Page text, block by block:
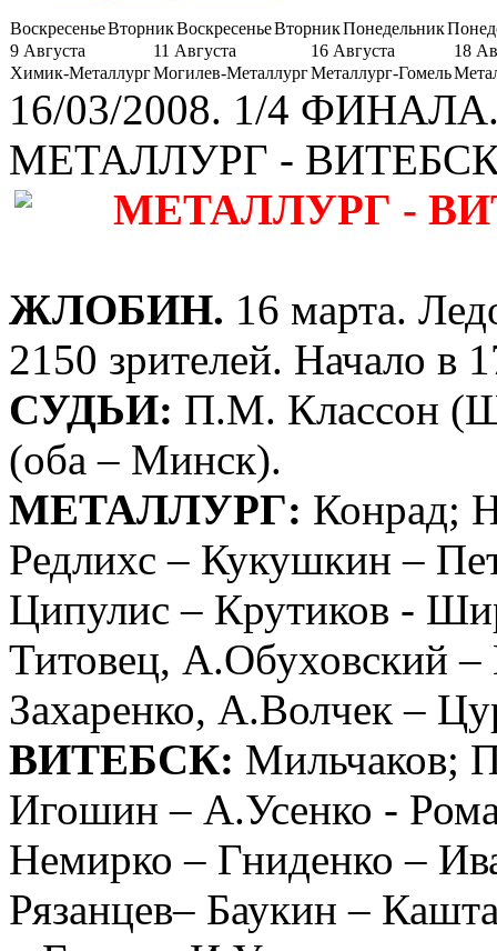
ВоскресеньеВторникВоскресеньеВторникПонедельник
9 Августа
11 Августа 16 Августа
18
Химик-МеталлургМогилев-МеталлургМеталлург-Гомель
16/03/2008. 1/4
МЕТАЛЛУРГ -
МЕТАЛЛУРГ -
ЖЛОБИН. 16 марта.
2150 зрителей. Начало в
СУДЬИ: П.М. Классон
(оба – Минск).
МЕТАЛЛУРГ: Конрад;
Редлихс – Кукушкин –
Ципулис – Крутиков -
Титовец, А.Обуховский
Захаренко, А.Волчек –
ВИТЕБСК: Мильчаков;
Игошин – А.Усенко -
Немирко – Гниденко –
Рязанцев– Баукин –